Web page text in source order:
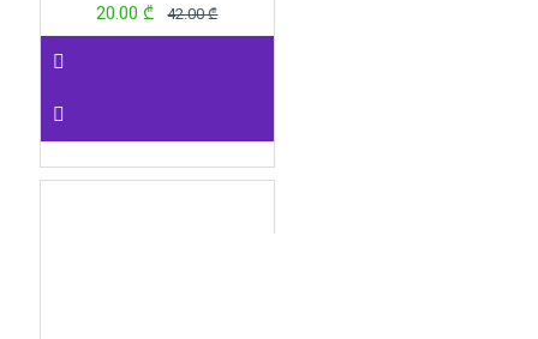
20.00 ₾ 42.00 ₾